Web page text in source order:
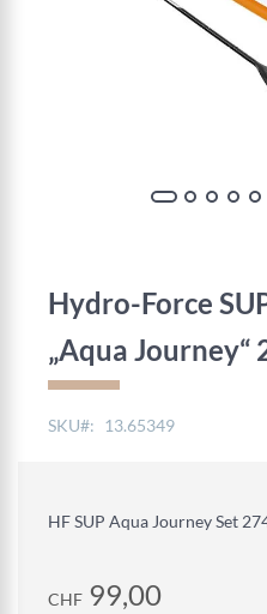
Hydro-Force
„Aqua Journey“
SKU 13.65349
HF SUP Aqua Journey Set
CHF 99,00
Bildgalerie